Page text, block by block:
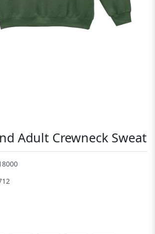
Adult Crewneck Sweat